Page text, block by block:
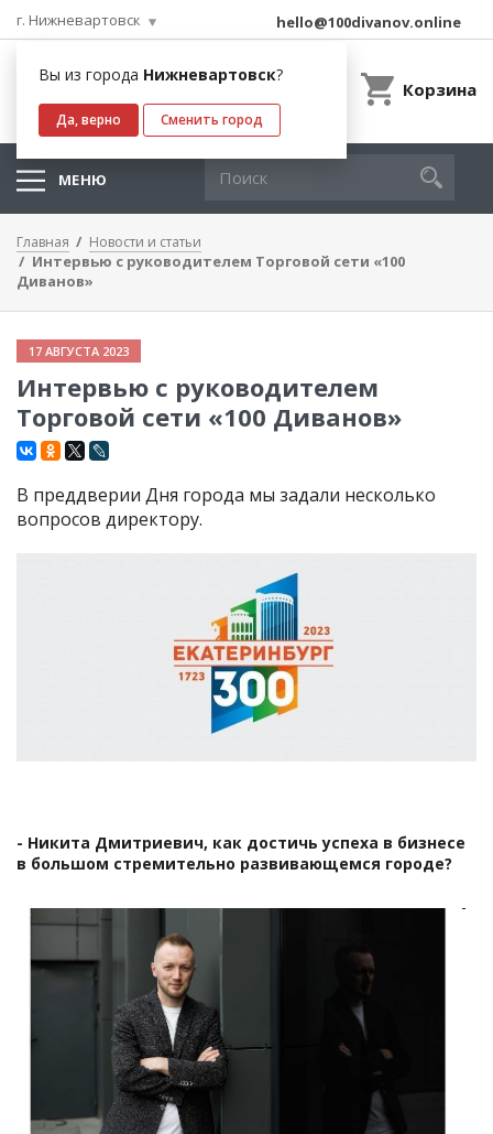
г. Нижневартовск
Вы из города Нижневартовск?
Да, верно Сменить город
hello@100divanov.online
Корзина
МЕНЮ
Главная Новости и статьи
Интервью с руководителем Торговой сети «100
Диванов»
17 АВГУСТА 2023
Интервью с руководителем
Торговой сети «100 Диванов»
В преддверии Дня города мы задали несколько
вопросов директору.
- Никита Дмитриевич, как достичь успеха в бизнесе
в большом стремительно развивающемся городе?
-